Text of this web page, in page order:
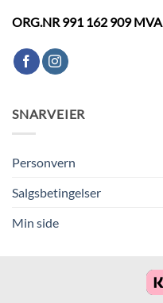
ORG.NR 991 162 909 MVA
SNARVEIER
Personvern
Salgsbetingelser
Min side